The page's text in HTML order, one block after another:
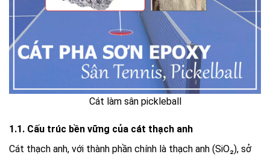
Cát làm sân pickleball
1.1. Cấu trúc bền vững của cát thạch anh
Cát thạch anh, với thành phần chính là thạch anh (SiO₂), sở